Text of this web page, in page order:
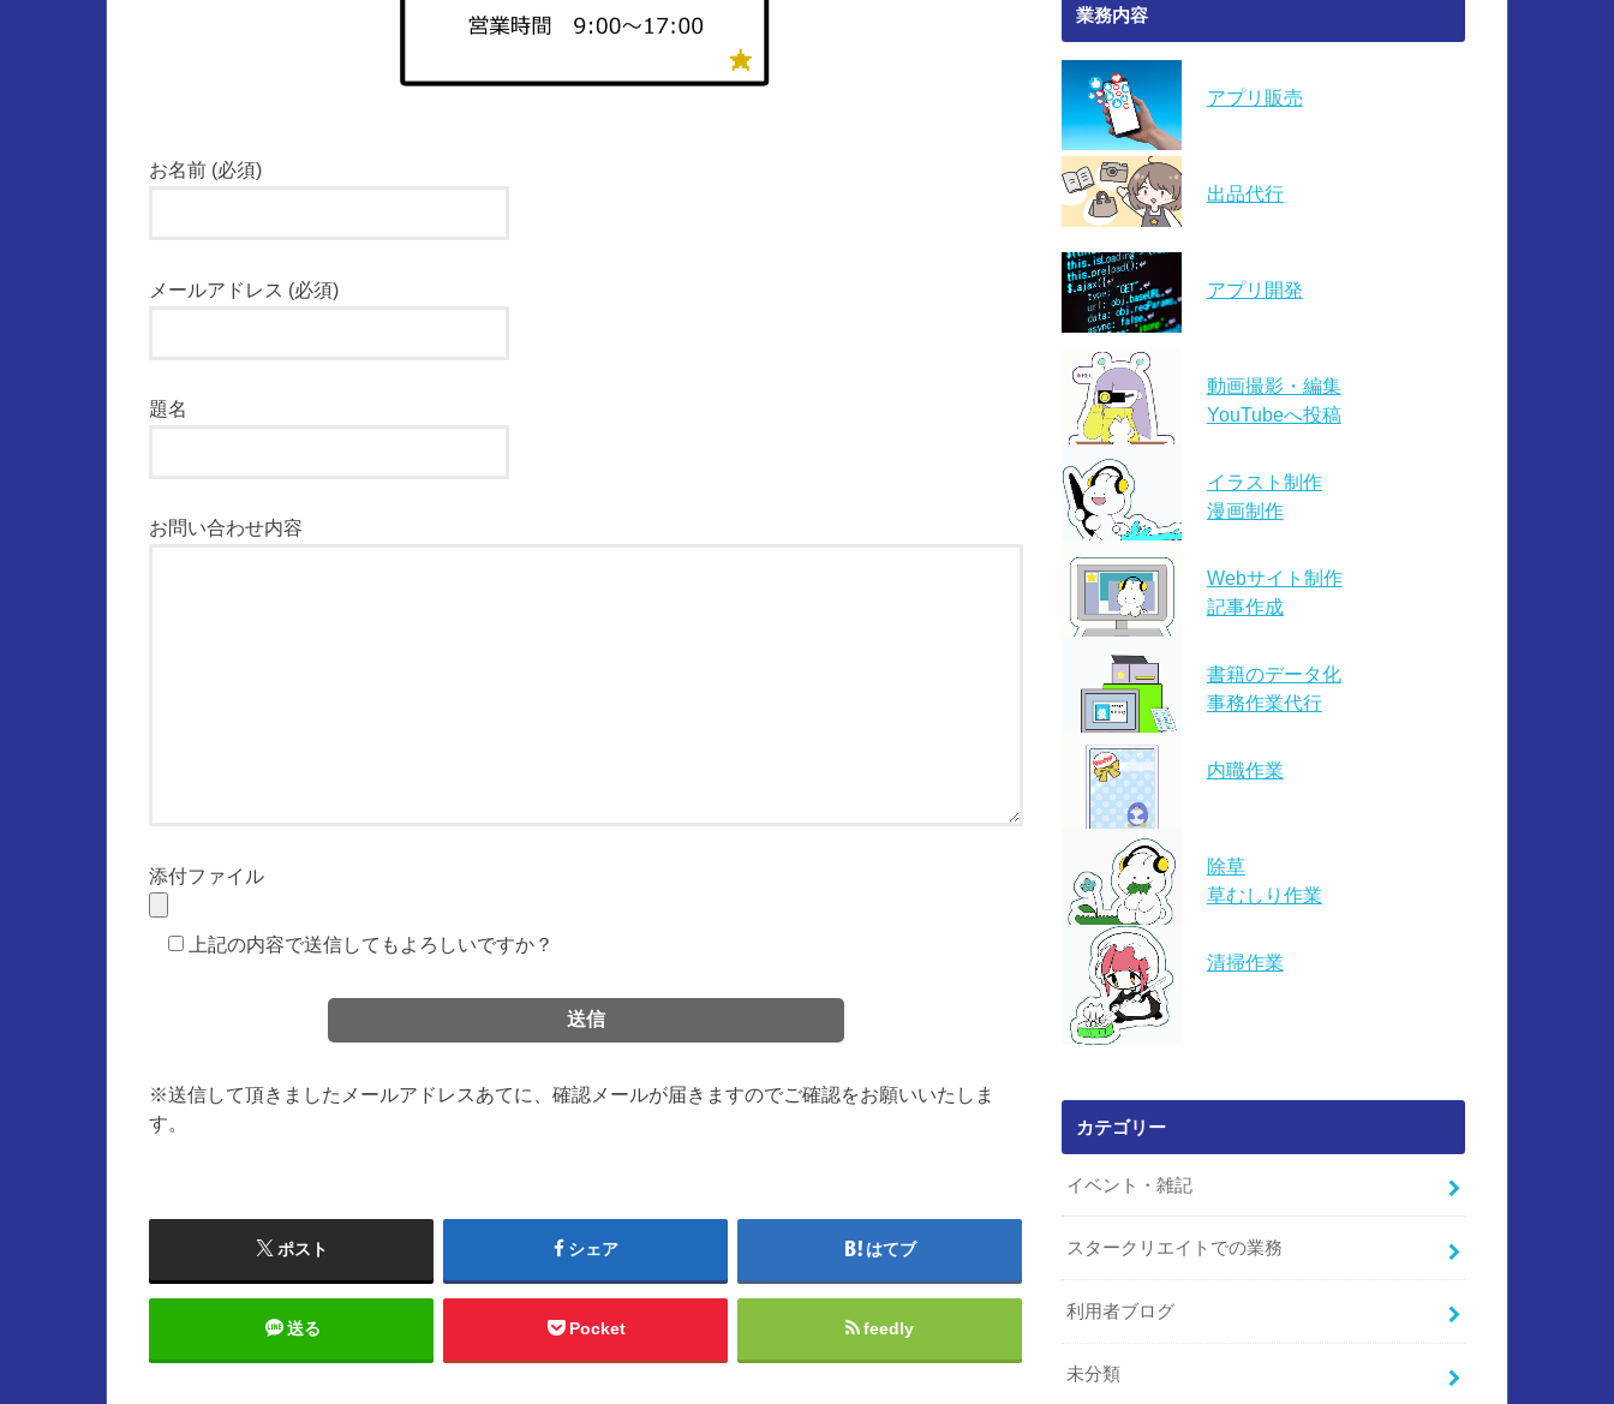
お名前 (必須)
メールアドレス (必須)
題名
お問い合わせ内容
添付ファイル
上記の内容で送信してもよろしいですか？
※送信して頂きましたメールアドレスあてに、確認メールが届きますのでご確認をお願いいたしま
す。
ポスト シェア はてブ
送る Pocket feedly
業務内容
アプリ販売
出品代行
アプリ開発
動画撮影・編集
YouTubeへ投稿
イラスト制作
漫画制作
Webサイト制作
記事作成
書籍のデータ化
事務作業代行
内職作業
除草
草むしり作業
清掃作業
カテゴリー
イベント・雑記
スタークリエイトでの業務
利用者ブログ
未分類